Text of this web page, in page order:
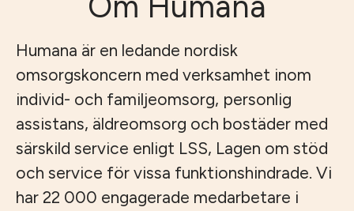
Humana är en ledande nordisk
omsorgskoncern med verksamhet inom
individ- och familjeomsorg, personlig
assistans, äldreomsorg och bostäder med
särskild service enligt LSS, Lagen om stöd
och service för vissa funktionshindrade. Vi
har 22 000 engagerade medarbetare i